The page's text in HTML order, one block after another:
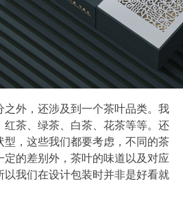
外，还涉及到一个茶叶品类。我
茶、绿茶、白茶、花茶等等。还
，这些我们都要考虑，不同的茶
的差别外，茶叶的味道以及对应
我们在设计包装时并非是好看就